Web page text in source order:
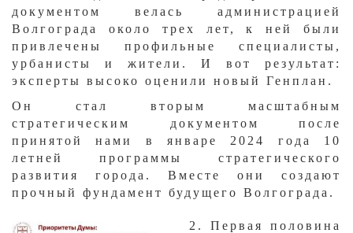
документом велась администрацией
Волгограда около трех лет, к ней были
привлечены профильные специалисты,
урбанисты и жители. И вот результат:
эксперты высоко оценили новый Генплан.
Он стал вторым масштабным
стратегическим документом после
принятой нами в январе 2024 года 10
летней программы стратегического
развития города. Вместе они создают
прочный фундамент будущего Волгограда.
2. Первая половина